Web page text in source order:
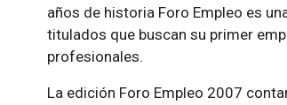
años de historia Foro Empleo es
titulados que buscan su primer
profesionales.
La edición Foro Empleo 2007